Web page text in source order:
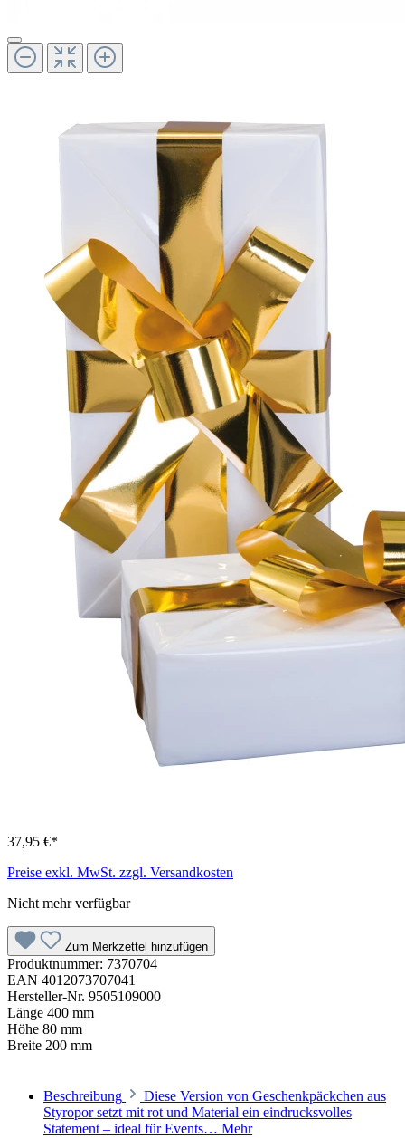
37,95 €*
Preise exkl. MwSt. zzgl. Versandkosten
Nicht mehr verfügbar
Zum Merkzettel hinzufügen
Produktnummer: 7370704
EAN 4012073707041
Hersteller-Nr. 9505109000
Länge 400 mm
Höhe 80 mm
Breite 200 mm
Beschreibung
Diese Version von Geschenkpäckchen aus
Styropor setzt mit rot und Material ein eindrucksvolles
Statement – ideal für Events… Mehr